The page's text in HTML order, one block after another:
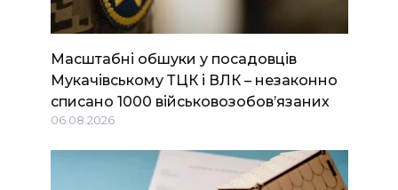
Масштабні обшуки у посадовців
Мукачівському ТЦК і ВЛК – незаконно
списано 1000 військовозобов’язаних
06.08.2026